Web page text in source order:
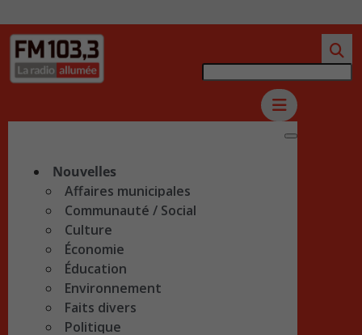
Nouvelles
Affaires municipales
Communauté / Social
Culture
Économie
Éducation
Environnement
Faits divers
Politique